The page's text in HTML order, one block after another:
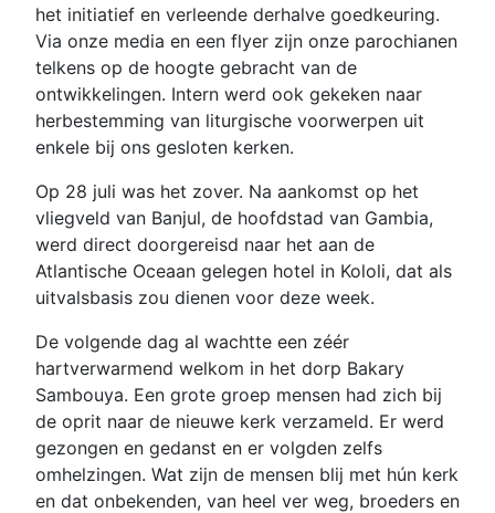
het initiatief en verleende derhalve goedkeuring.
Via onze media en een flyer zijn onze parochianen
telkens op de hoogte gebracht van de
ontwikkelingen. Intern werd ook gekeken naar
herbestemming van liturgische voorwerpen uit
enkele bij ons gesloten kerken.
Op 28 juli was het zover. Na aankomst op het
vliegveld van Banjul, de hoofdstad van Gambia,
werd direct doorgereisd naar het aan de
Atlantische Oceaan gelegen hotel in Kololi, dat als
uitvalsbasis zou dienen voor deze week.
De volgende dag al wachtte een zéér
hartverwarmend welkom in het dorp Bakary
Sambouya. Een grote groep mensen had zich bij
de oprit naar de nieuwe kerk verzameld. Er werd
gezongen en gedanst en er volgden zelfs
omhelzingen. Wat zijn de mensen blij met hún kerk
en dat onbekenden, van heel ver weg, broeders en